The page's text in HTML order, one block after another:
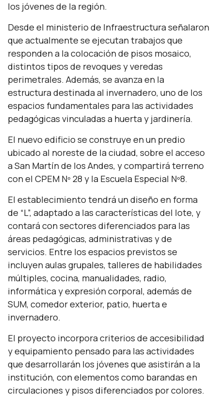
los jóvenes de la región.
Desde el ministerio de Infraestructura señalaron
que actualmente se ejecutan trabajos que
responden a la colocación de pisos mosaico,
distintos tipos de revoques y veredas
perimetrales. Además, se avanza en la
estructura destinada al invernadero, uno de los
espacios fundamentales para las actividades
pedagógicas vinculadas a huerta y jardinería.
El nuevo edificio se construye en un predio
ubicado al noreste de la ciudad, sobre el acceso
a San Martín de los Andes, y compartirá terreno
con el CPEM Nº 28 y la Escuela Especial Nº8.
El establecimiento tendrá un diseño en forma
de “L”, adaptado a las características del lote, y
contará con sectores diferenciados para las
áreas pedagógicas, administrativas y de
servicios. Entre los espacios previstos se
incluyen aulas grupales, talleres de habilidades
múltiples, cocina, manualidades, radio,
informática y expresión corporal, además de
SUM, comedor exterior, patio, huerta e
invernadero.
El proyecto incorpora criterios de accesibilidad
y equipamiento pensado para las actividades
que desarrollarán los jóvenes que asistirán a la
institución, con elementos como barandas en
circulaciones y pisos diferenciados por colores.